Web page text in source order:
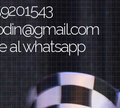
al whatsapp